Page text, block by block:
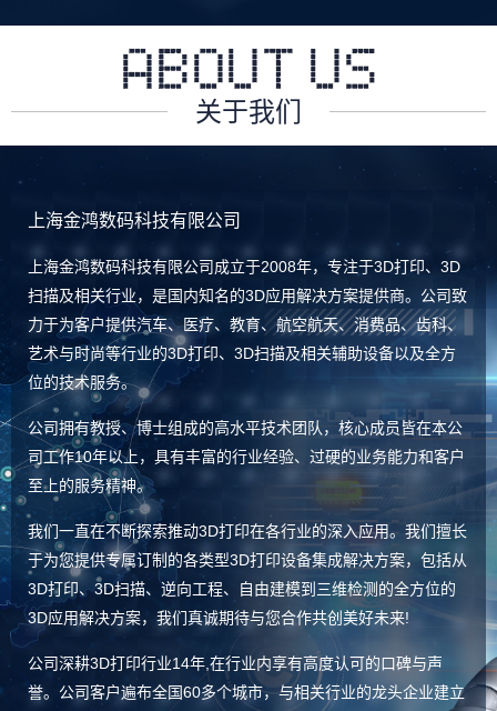
关于我们
上海金鸿数码科技有限公司
上海金鸿数码科技有限公司成立于2008年，专注于3D打印、3D
扫描及相关行业，是国内知名的3D应用解决方案提供商。公司致
力于为客户提供汽车、医疗、教育、航空航天、消费品、齿科、
艺术与时尚等行业的3D打印、3D扫描及相关辅助设备以及全方
位的技术服务。
公司拥有教授、博士组成的高水平技术团队，核心成员皆在本公
司工作10年以上，具有丰富的行业经验、过硬的业务能力和客户
至上的服务精神。
我们一直在不断探索推动3D打印在各行业的深入应用。我们擅长
于为您提供专属订制的各类型3D打印设备集成解决方案，包括从
3D打印、3D扫描、逆向工程、自由建模到三维检测的全方位的
3D应用解决方案，我们真诚期待与您合作共创美好未来!
公司深耕3D打印行业14年,在行业内享有高度认可的口碑与声
誉。公司客户遍布全国60多个城市，与相关行业的龙头企业建立